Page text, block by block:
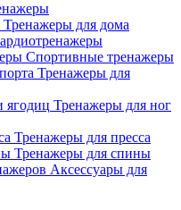
Тренажеры для дома
Спортивные тренажеры
Тренажеры для
Тренажеры для ног
Тренажеры для пресса
Тренажеры для спины
Аксессуары для